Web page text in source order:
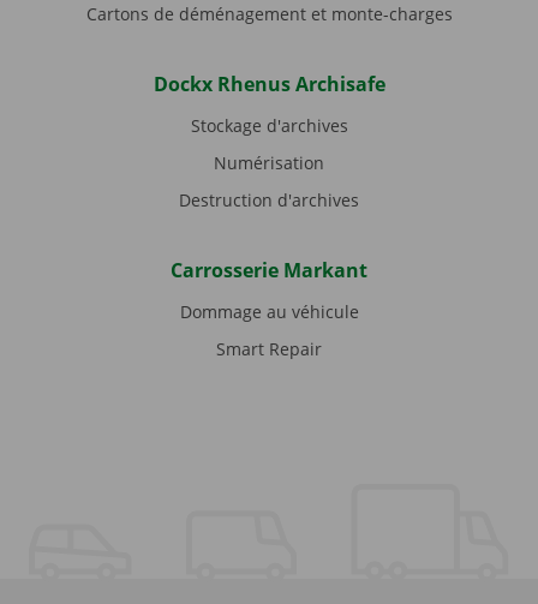
Cartons de déménagement et monte-charges
Dockx Rhenus Archisafe
Stockage d'archives
Numérisation
Destruction d'archives
Carrosserie Markant
Dommage au véhicule
Smart Repair